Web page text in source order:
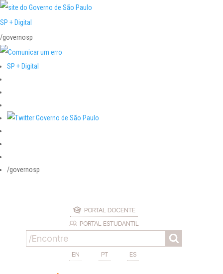
SP + Digital
/governosp
SP + Digital
/governosp
PORTAL DOCENTE
PORTAL ESTUDANTIL
EN PT ES